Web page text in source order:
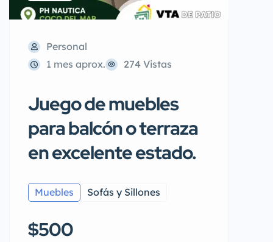
Personal
1 mes aprox.
274 Vistas
Juego de muebles
para balcón o terraza
en excelente estado.
Muebles Sofás y Sillones
$500